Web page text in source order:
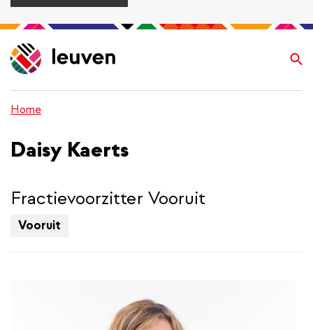
Overslaan
en
naar
gaan
Home
Daisy Kaerts
Fractievoorzitter Vooruit
Vooruit